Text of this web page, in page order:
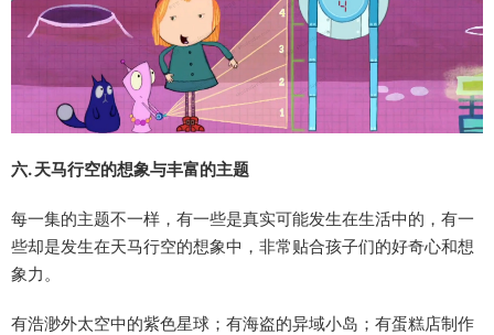
六. 天马行空的想象与丰富的主题
每一集的主题不一样，有一些是真实可能发生在生活中的，有一
些却是发生在天马行空的想象中，非常贴合孩子们的好奇心和想
象力。
有浩渺外太空中的紫色星球；有海盗的异域小岛；有蛋糕店制作